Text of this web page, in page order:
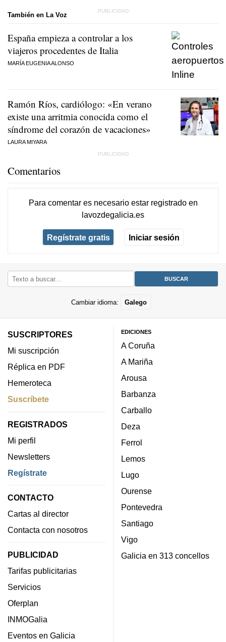
También en La Voz
España empieza a controlar a los
viajeros procedentes de Italia
MARÍA EUGENIA ALONSO
Ramón Ríos, cardiólogo: «En verano
existe una arritmia conocida como el
síndrome del corazón de vacaciones»
LAURA MIYARA
Comentarios
Para comentar es necesario estar registradoen
lavozdegalicia.es
Regístrate gratis Iniciar sesión
Cambiar idioma: Galego
SUSCRIPTORES
Mi suscripción
Réplica en PDF
Hemeroteca
Suscríbete
REGISTRADOS
Mi perfil
Newsletters
Regístrate
CONTACTO
Cartas al director
Contacta con nosotros
PUBLICIDAD
Tarifas publicitarias
Servicios
Oferplan
INMOGalia
Eventos en Galicia
EDICIONES
A Coruña
A Mariña
Arousa
Barbanza
Carballo
Deza
Ferrol
Lemos
Lugo
Ourense
Pontevedra
Santiago
Vigo
Galicia en 313 concellos